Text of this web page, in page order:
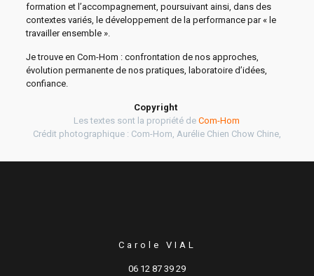
formation et l’accompagnement, poursuivant ainsi, dans des
contextes variés, le développement de la performance par « le
travailler ensemble ».
Je trouve en Com-Hom : confrontation de nos approches,
évolution permanente de nos pratiques, laboratoire d’idées,
confiance.
Copyright
Les textes sont la propriété de Com-Hom
Crédit photographique : Com-Hom, Aurélie Chien Chow Chine,
Carole VIAL
06 12 87 39 29